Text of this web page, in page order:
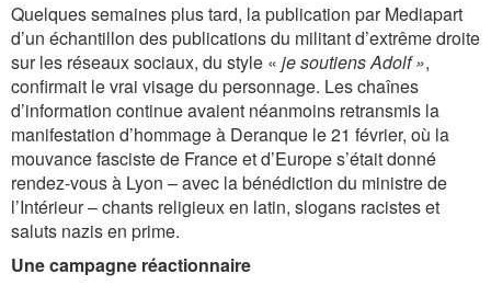
Quelques semaines plus tard, la publication par Mediapart
d’un échantillon des publications du militant d’extrême droite
sur les réseaux sociaux, du style « je soutiens Adolf »,
confirmait le vrai visage du personnage. Les chaînes
d’information continue avaient néanmoins retransmis la
manifestation d’hommage à Deranque le 21 février, où la
mouvance fasciste de France et d’Europe s’était donné
rendez-vous à Lyon – avec la bénédiction du ministre de
l’Intérieur – chants religieux en latin, slogans racistes et
saluts nazis en prime.
Une campagne réactionnaire